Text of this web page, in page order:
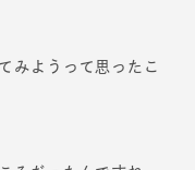
みようって思ったこ